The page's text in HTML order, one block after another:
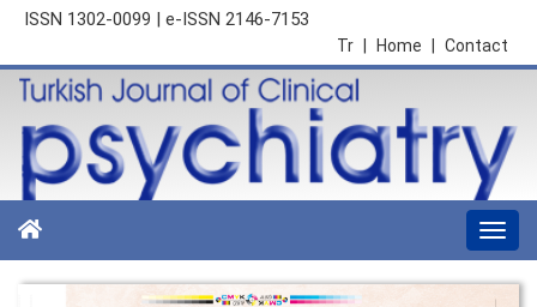
ISSN 1302-0099 | e-ISSN 2146-7153
Contact
Home
Tr